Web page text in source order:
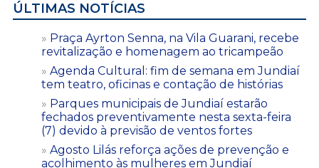
ÚLTIMAS NOTÍCIAS
Praça Ayrton Senna, na Vila Guarani, recebe
revitalização e homenagem ao tricampeão
Agenda Cultural: fim de semana em Jundiaí
tem teatro, oficinas e contação de histórias
Parques municipais de Jundiaí estarão
fechados preventivamente nesta sexta-feira
(7) devido à previsão de ventos fortes
Agosto Lilás reforça ações de prevenção e
acolhimento às mulheres em Jundiaí